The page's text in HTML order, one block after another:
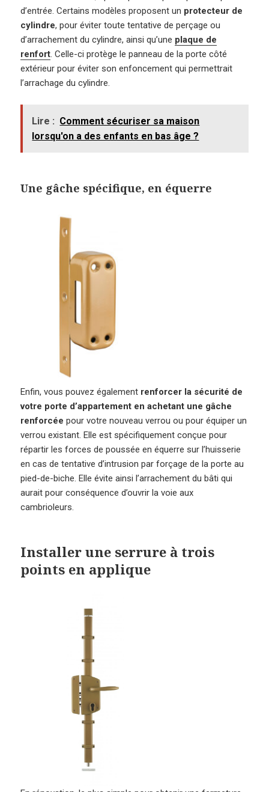
d’entrée. Certains modèles proposent un protecteur de
cylindre, pour éviter toute tentative de perçage ou
d’arrachement du cylindre, ainsi qu’une plaque de
renfort. Celle-ci protège le panneau de la porte côté
extérieur pour éviter son enfoncement qui permettrait
l’arrachage du cylindre.
Lire : Comment sécuriser sa maison
lorsqu'on a des enfants en bas âge ?
Une gâche spécifique, en équerre
Enfin, vous pouvez également renforcer la sécurité de
votre porte d’appartement en achetant une gâche
renforcée pour votre nouveau verrou ou pour équiper un
verrou existant. Elle est spécifiquement conçue pour
répartir les forces de poussée en équerre sur l’huisserie
en cas de tentative d’intrusion par forçage de la porte au
pied-de-biche. Elle évite ainsi l’arrachement du bâti qui
aurait pour conséquence d’ouvrir la voie aux
cambrioleurs.
Installer une serrure à trois
points en applique